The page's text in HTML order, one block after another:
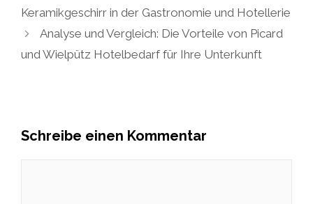
Keramikgeschirr in der Gastronomie und Hotellerie
Analyse und Vergleich: Die Vorteile von Picard
und Wielpütz Hotelbedarf für Ihre Unterkunft
Schreibe einen Kommentar